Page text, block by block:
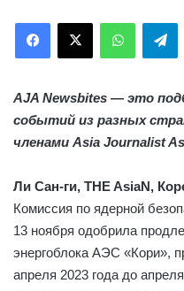
FacebookX
AJA Newsbites — это
событий из разных
членами Asia Journalist
Ли Сан-ги, THE AsiaN,
Комиссия по ядерной
13 ноября одобрила
энергоблока АЭС «Кори»,
апреля 2023 года до